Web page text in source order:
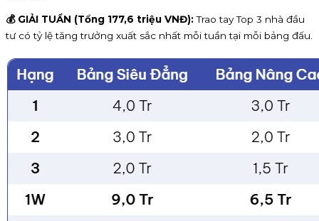
💰 GIẢI TUẦN (Tổng 177,6 triệu VNĐ):Trao tay Top 3 nhà đầu
tư có tỷ lệ tăng trưởng xuất sắc nhất mỗi tuần tại mỗi bảng đấu.